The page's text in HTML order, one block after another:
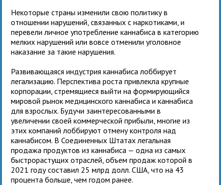
Некоторые страны изменили свою политику в
отношении нарушений, связанных с наркотиками, и
перевели личное употребление каннабиса в категорию
мелких нарушений или вовсе отменили уголовное
наказание за такие нарушения.
Развивающаяся индустрия каннабиса лоббирует
легализацию. Перспектива роста привлекла крупные
корпорации, стремящиеся выйти на формирующийся
мировой рынок медицинского каннабиса и каннабиса
для взрослых. Будучи заинтересованными в
увеличении своей коммерческой прибыли, многие из
этих компаний лоббируют отмену контроля над
каннабисом. В Соединенных Штатах легальная
продажа продуктов из каннабиса — одна из самых
быстрорастущих отраслей, объем продаж которой в
2021 году составил 25 млрд долл. США, что на 43
процента больше, чем годом ранее.